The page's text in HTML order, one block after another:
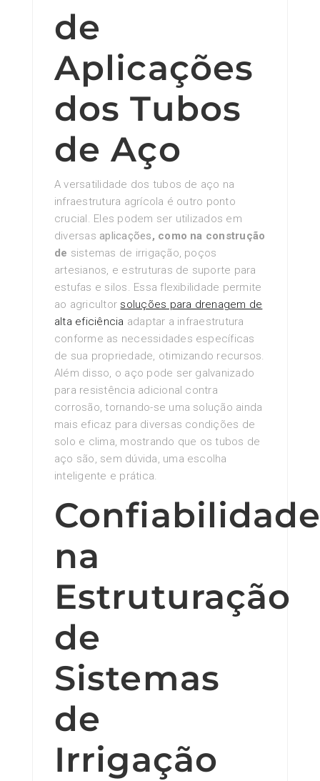
de
Aplicações
dos Tubos
de Aço
A versatilidade dos tubos de aço na
infraestrutura agrícola é outro ponto
crucial. Eles podem ser utilizados em
diversas aplicações, como na construção
de sistemas de irrigação, poços
artesianos, e estruturas de suporte para
estufas e silos. Essa flexibilidade permite
ao agricultor soluções para drenagem de
alta eficiência adaptar a infraestrutura
conforme as necessidades específicas
de sua propriedade, otimizando recursos.
Além disso, o aço pode ser galvanizado
para resistência adicional contra
corrosão, tornando-se uma solução ainda
mais eficaz para diversas condições de
solo e clima, mostrando que os tubos de
aço são, sem dúvida, uma escolha
inteligente e prática.
na
Estruturação
de
Sistemas
de
Irrigação